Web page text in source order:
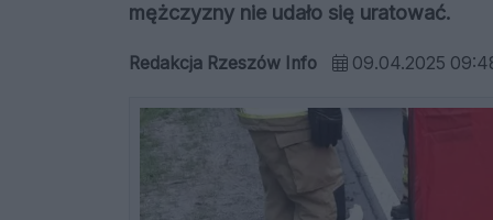
mężczyzny nie udało się uratować.
Redakcja Rzeszów Info 09.04.2025